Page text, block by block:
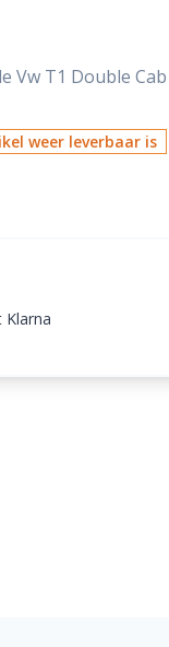
Vw T1 Double
weer leverbaar is